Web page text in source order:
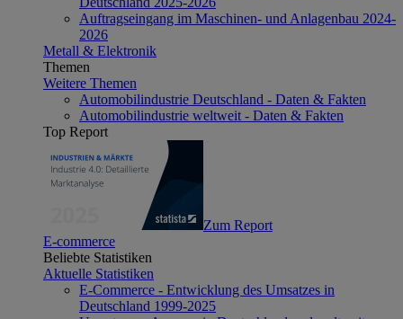
Auftragseingang im Maschinen- und Anlagenbau 2024-
2026
Metall & Elektronik
Themen
Weitere Themen
Automobilindustrie Deutschland - Daten & Fakten
Automobilindustrie weltweit - Daten & Fakten
Top Report
Zum Report
E-commerce
Beliebte Statistiken
Aktuelle Statistiken
E-Commerce - Entwicklung des Umsatzes in
Deutschland 1999-2025